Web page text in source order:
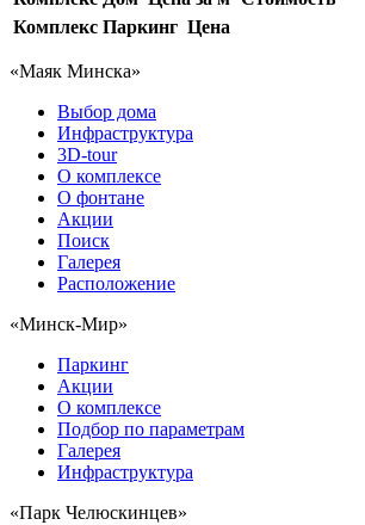
Комплекс Паркинг Цена
«Маяк Минска»
Выбор дома
Инфраструктура
3D-tour
О комплексе
О фонтане
Акции
Поиск
Галерея
Расположение
«Минск-Мир»
Паркинг
Акции
О комплексе
Подбор по параметрам
Галерея
Инфраструктура
«Парк Челюскинцев»